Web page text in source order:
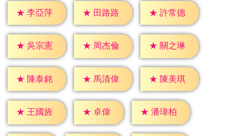
★ 李亞萍 ★ 田路路 ★ 許常德
★ 吳宗憲 ★ 周杰倫 ★ 關之琳
★ 陳泰銘 ★ 馬清偉 ★ 陳美琪
★ 王國旌 ★ 卓偉 ★ 潘瑋柏